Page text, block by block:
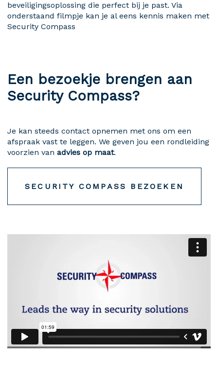
beveiligingsoplossing die perfect bij je past. Via
onderstaand filmpje kan je al eens kennis maken met
Security Compass
Een bezoekje brengen aan
Security Compass?
Je kan steeds contact opnemen met ons om een
afspraak vast te leggen. We geven jou een rondleiding
voorzien van advies op maat.
SECURITY COMPASS BEZOEKEN